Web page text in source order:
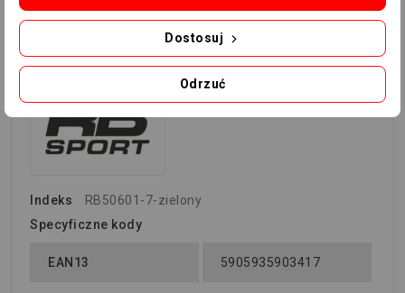
Kolor: zielony
Indeks
RB50601-7-zielony
Specyficzne kody
EAN13 5905935903417
Odrzuć
Dostosuj